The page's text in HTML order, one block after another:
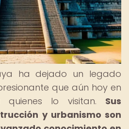
ha dejado un legado
que aún hoy en
lo visitan. Sus
y urbanismo son